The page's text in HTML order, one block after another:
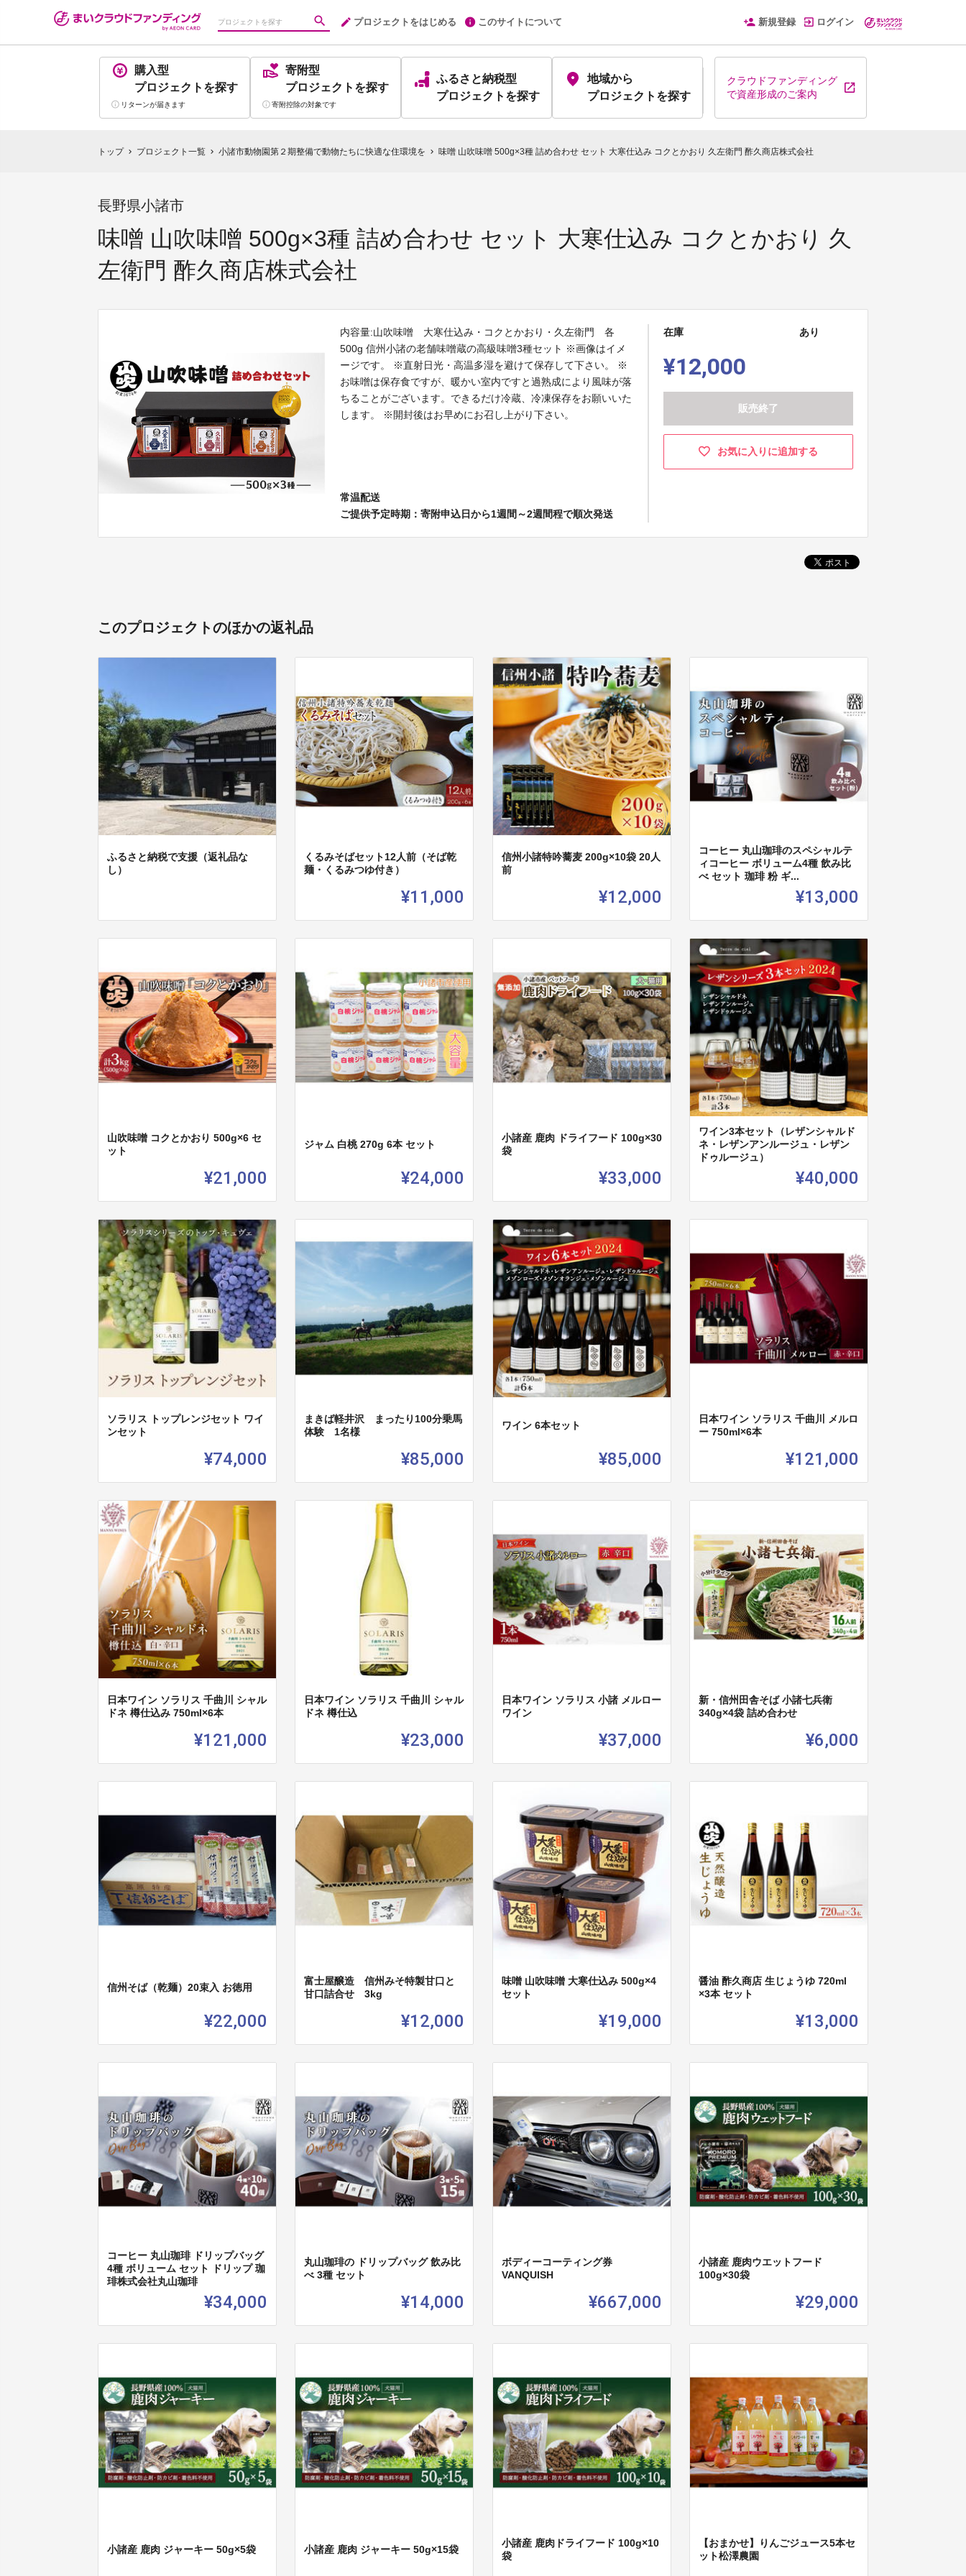
プロジェクトをはじめる このサイトについて 新規登録 ログイン
購入型
プロジェクト を探す
リターンが届きます
寄附型
プロジェクト を探す
寄附控除の対象です
ふるさと納税型
プロジェクト を探す
地域から
プロジェクトを探す
クラウドファンディング
で資産形成のご案内
トップ chevron_right プロジェクト一覧 chevron_right 小諸市動物園第２期整備で動物たちに快適な住環境を chevron_right 味噌 山吹味噌 500g×3種 詰め合わせ セット 大寒仕込み コクとかおり 久左衛門 酢久商店株式会社
長野県小諸市
味噌 山吹味噌 500g×3種 詰め合わせ セット 大寒仕込み コクとかおり 久
左衛門 酢久商店株式会社
内容量:山吹味噌 大寒仕込み・コクとかおり・久左衛門 各
500g 信州小諸の老舗味噌蔵の高級味噌3種セット ※画像はイメ
ージです。 ※直射日光・高温多湿を避けて保存して下さい。 ※
お味噌は保存食ですが、暖かい室内ですと過熟成により風味が落
ちることがございます。できるだけ冷蔵、冷凍保存をお願いいた
します。 ※開封後はお早めにお召し上がり下さい。
常温配送
ご提供予定時期：寄附申込日から1週間～2週間程で順次発送
在庫 あり
¥12,000
販売終了
お気に入りに追加する
このプロジェクトのほかの返礼品
ふるさと納税で支援（返礼品な
し）
くるみそばセット12人前（そば乾
麺・くるみつゆ付き）
¥11,000
信州小諸特吟蕎麦 200g×10袋 20人
前
¥12,000
コーヒー 丸山珈琲のスペシャルテ
ィコーヒー ボリューム4種 飲み比
べ セット 珈琲 粉 ギ...
¥13,000
山吹味噌 コクとかおり 500g×6 セ
ット
¥21,000
ジャム 白桃 270g 6本 セット
¥24,000
小諸産 鹿肉 ドライフード 100g×30
袋
¥33,000
ワイン3本セット（レザンシャルド
ネ・レザンアンルージュ・レザン
ドゥルージュ）
¥40,000
ソラリス トップレンジセット ワイ
ンセット
¥74,000
まきば軽井沢 まったり100分乗馬
体験 1名様
¥85,000
ワイン 6本セット
¥85,000
日本ワイン ソラリス 千曲川 メルロ
ー 750ml×6本
¥121,000
日本ワイン ソラリス 千曲川 シャル
ドネ 樽仕込み 750ml×6本
¥121,000
日本ワイン ソラリス 千曲川 シャル
ドネ 樽仕込
¥23,000
日本ワイン ソラリス 小諸 メルロー
ワイン
¥37,000
新・信州田舎そば 小諸七兵衛
340g×4袋 詰め合わせ
¥6,000
信州そば（乾麺）20束入 お徳用
¥22,000
富士屋醸造 信州みそ特製甘口と
甘口詰合せ 3kg
¥12,000
味噌 山吹味噌 大寒仕込み 500g×4
セット
¥19,000
醤油 酢久商店 生じょうゆ 720ml
×3本 セット
¥13,000
コーヒー 丸山珈琲 ドリップバッグ
4種 ボリューム セット ドリップ 珈
琲株式会社丸山珈琲
¥34,000
丸山珈琲の ドリップバッグ 飲み比
べ 3種 セット
¥14,000
ボディーコーティング券
VANQUISH
¥667,000
小諸産 鹿肉ウエットフード
100g×30袋
¥29,000
小諸産 鹿肉 ジャーキー 50g×5袋 小諸産 鹿肉 ジャーキー 50g×15袋
小諸産 鹿肉ドライフード 100g×10
袋
【おまかせ】りんごジュース5本セ
ット松澤農園